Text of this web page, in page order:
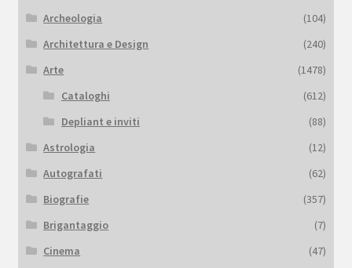
Archeologia
(104)
Architettura e Design
(240)
Arte
(1478)
Cataloghi
(612)
Depliant e inviti
(88)
Astrologia
(12)
Autografati
(62)
Biografie
(357)
Brigantaggio
(7)
Cinema
(47)